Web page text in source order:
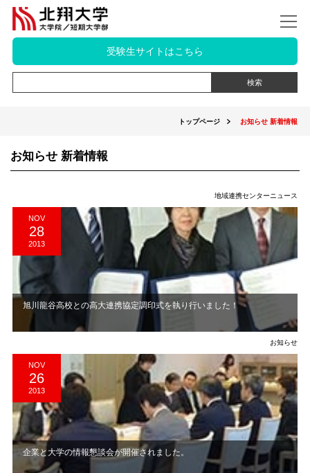
受験生サイトはこちら
トップページ お知らせ 新着情報
お知らせ 新着情報
地域連携センターニュース
NOV
28
2013
旭川龍谷高校との高大連携協定調印式を執り行いました！
お知らせ
NOV
26
2013
企業と大学の情報懇談会が開催されました。